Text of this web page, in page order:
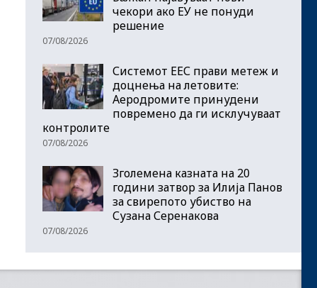
чекори ако ЕУ не понуди
решение
07/08/2026
Системот ЕЕС прави метеж и
доцнења на летовите:
Аеродромите принудени
повремено да ги исклучуваат
контролите
07/08/2026
Зголемена казната на 20
години затвор за Илија Панов
за свирепото убиство на
Сузана Серенакова
07/08/2026